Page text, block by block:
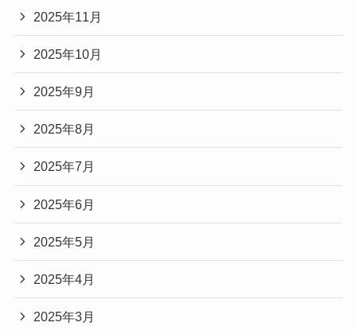
2025年11月
2025年10月
2025年9月
2025年8月
2025年7月
2025年6月
2025年5月
2025年4月
2025年3月